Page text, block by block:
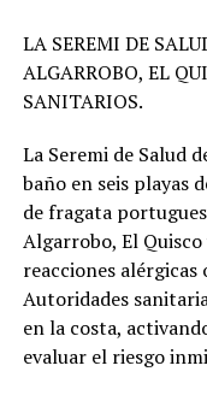
LA SEREMI DE
ALGARROBO, EL
SANITARIOS.
La Seremi de Salud
baño en seis playas
de fragata
Algarrobo, El
reacciones
Autoridades
en la costa,
evaluar el riesgo